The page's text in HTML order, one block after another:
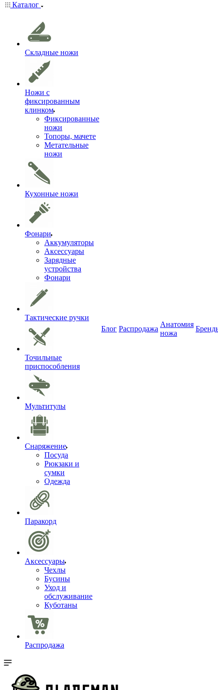
Каталог
Складные ножи
Ножи с
фиксированным
клинком
Фиксированные
ножи
Топоры, мачете
Метательные
ножи
Кухонные ножи
Фонари
Аккумуляторы
Аксессуары
Зарядные
устройства
Фонари
Тактические ручки
Точильные
приспособления
Мультитулы
Снаряжение
Посуда
Рюкзаки и
сумки
Одежда
Паракорд
Аксессуары
Чехлы
Бусины
Уход и
обслуживание
Куботаны
Распродажа
Блог Распродажа
Анатомия
ножа